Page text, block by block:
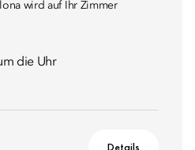
wird auf Ihr Zimmer
die Uhr
Details